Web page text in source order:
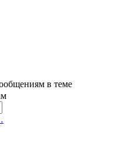
в теме